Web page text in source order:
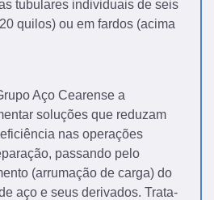
tubulares individuais de seis
quilos) ou em fardos (acima
Aço Cearense a
soluções que reduzam
nas operações
passando pelo
(arrumação de carga) do
aço e seus derivados. Trata-